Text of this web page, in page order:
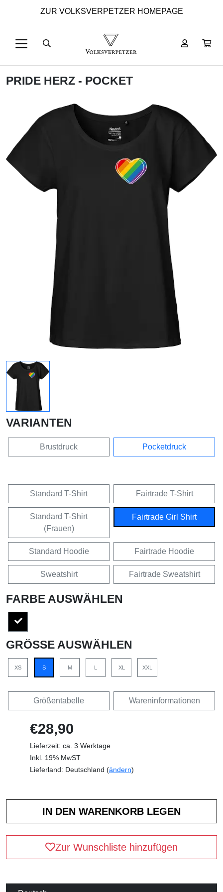
ZUR VOLKSVERPETZER HOMEPAGE
PRIDE HERZ - POCKET
VARIANTEN
Brustdruck Pocketdruck
Standard T-Shirt Fairtrade T-Shirt
Standard T-Shirt
(Frauen)
Fairtrade Girl Shirt
Standard Hoodie Fairtrade Hoodie
Sweatshirt Fairtrade Sweatshirt
FARBE AUSWÄHLEN
GRÖSSE AUSWÄHLEN
XS S M L XL XXL
Größentabelle Wareninformationen
€28,90
Lieferzeit: ca. 3 Werktage
Inkl. 19% MwST
Lieferland: Deutschland (ändern)
Zur Wunschliste hinzufügen